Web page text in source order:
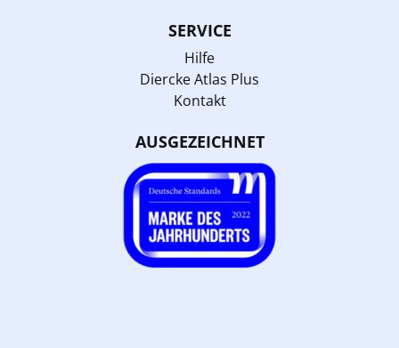
SERVICE
Hilfe
Diercke Atlas Plus
Kontakt
AUSGEZEICHNET